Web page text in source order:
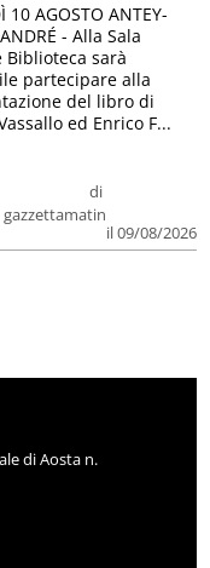
di
gazzettamatin
il 09/08/2026
10 AGOSTO ANTEY-
- Alla Sala
Biblioteca sarà
partecipare alla
del libro di
ed Enrico F...
di Aosta n.